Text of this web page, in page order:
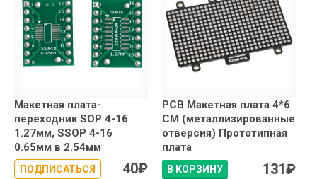
Макетная плата-
переходник SOP 4-16
1.27мм, SSOP 4-16
0.65мм в 2.54мм
ПОДПИСАТЬСЯ 40₽
PCB Макетная плата 4*6
СМ (металлизированные
отверсия) Прототипная
плата
В КОРЗИНУ 131₽